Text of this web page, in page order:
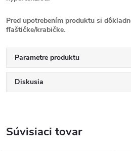
Pred upotrebením produktu si
fľaštičke/krabičke.
Parametre produktu
Diskusia
Súvisiaci tovar